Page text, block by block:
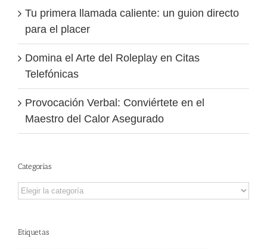
Tu primera llamada caliente: un guion directo
para el placer
Domina el Arte del Roleplay en Citas
Telefónicas
Provocación Verbal: Conviértete en el
Maestro del Calor Asegurado
Categorías
Categorías
Etiquetas